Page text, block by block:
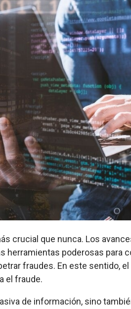
crucial que nunca. Los
herramientas poderosas para
fraudes. En este sentido,
el fraude.
de información, sino